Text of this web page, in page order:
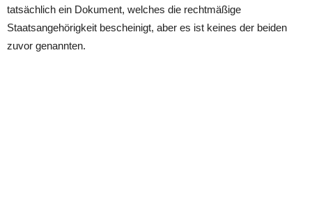
tatsächlich ein Dokument, welches die rechtmäßige
Staatsangehörigkeit bescheinigt, aber es ist keines der beiden
zuvor genannten.